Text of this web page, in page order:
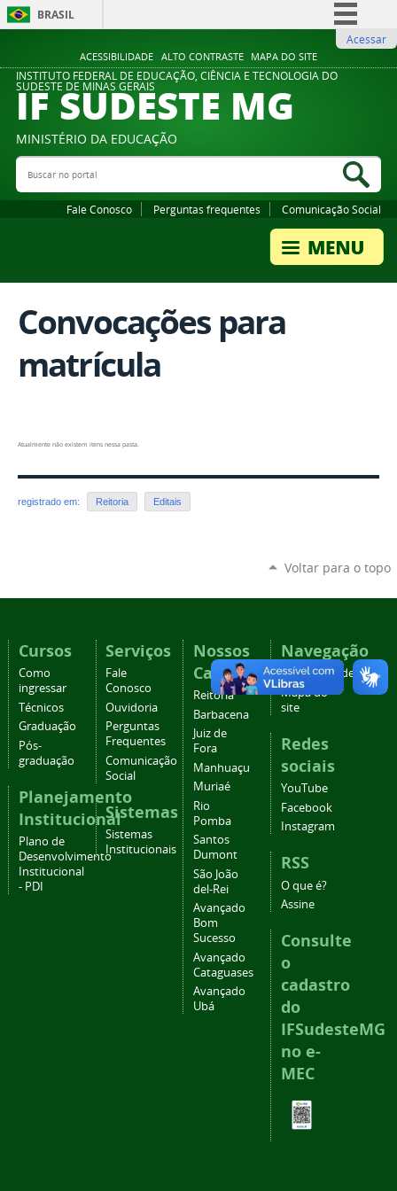
ACESSIBILIDADE ALTO CONTRASTE MAPA DO SITE
BRASIL
Comunica BR
Participe
Legislação
Acessar
INSTITUTO FEDERAL DE EDUCAÇÃO, CIÊNCIA E TECNOLOGIA DO
SUDESTE DE MINAS GERAIS
IF SUDESTE MG
MINISTÉRIO DA EDUCAÇÃO
Buscar no portal
Fale Conosco Perguntas frequentes Comunicação Social
Convocações para
matrícula
Atualmente não existem itens nessa pasta.
registrado em: Reitoria Editais
Voltar para o topo
Cursos
Como
ingressar
Técnicos
Graduação
Pós-
graduação
Planejamento
Institucional
Plano de
Desenvolvimento
Institucional
- PDI
Serviços
Fale
Conosco
Ouvidoria
Perguntas
Frequentes
Comunicação
Social
Sistemas
Sistemas
Institucionais
Nossos
Campi
Reitoria
Barbacena
Juiz de
Fora
Manhuaçu
Muriaé
Rio
Pomba
Santos
Dumont
São João
del-Rei
Avançado
Bom
Sucesso
Avançado
Cataguases
Avançado
Ubá
Navegação
Acessibilidade
Mapa do
site
Redes
sociais
YouTube
Facebook
Instagram
RSS
O que é?
Assine
Consulte
o
cadastro
do
IFSudesteMG
no e-
MEC